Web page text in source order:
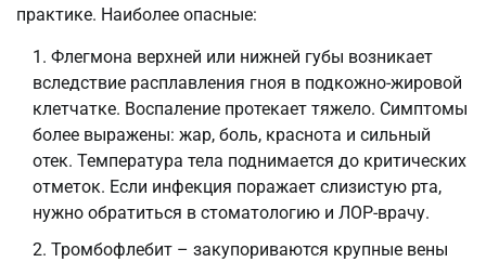
практике. Наиболее опасные:
Флегмона верхней или нижней губы возникает
вследствие расплавления гноя в подкожно-жировой
клетчатке. Воспаление протекает тяжело. Симптомы
более выражены: жар, боль, краснота и сильный
отек. Температура тела поднимается до критических
отметок. Если инфекция поражает слизистую рта,
нужно обратиться в стоматологию и ЛОР-врачу.
Тромбофлебит – закупориваются крупные вены